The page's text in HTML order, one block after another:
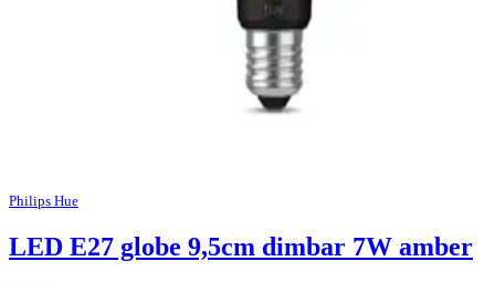
Philips Hue
LED E27 globe 9,5cm dimbar 7W amber